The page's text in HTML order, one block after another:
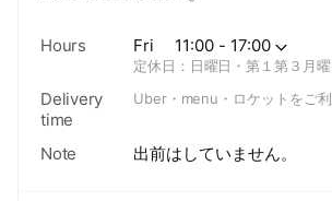
Hours Fri 11:00 - 17:00
定休日：日曜日・第１第３月曜
Delivery
time
Uber・menu・ロケットをご
Note 出前はしていません。